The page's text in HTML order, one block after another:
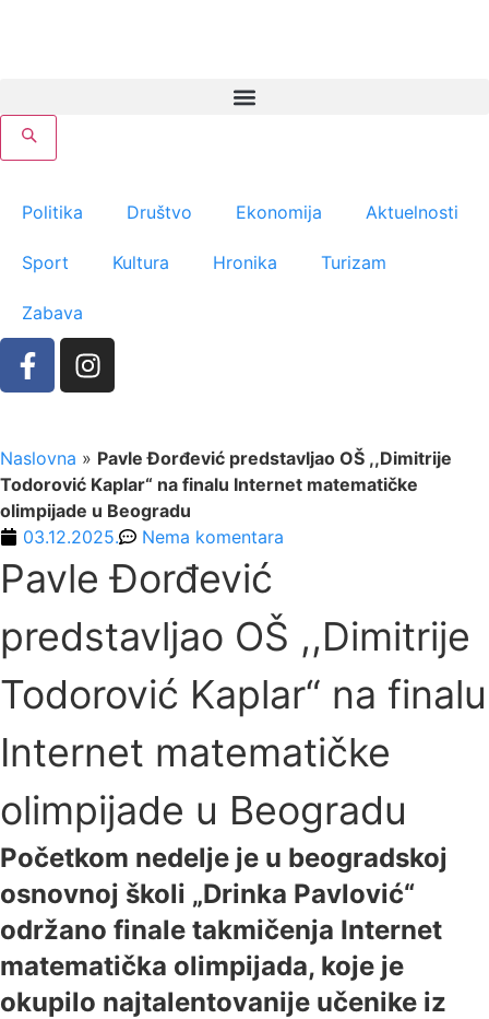
Politika Društvo Ekonomija Aktuelnosti
Sport Kultura Hronika Turizam
Zabava
Naslovna » Pavle Đorđević predstavljao OŠ ,,Dimitrije
Todorović Kaplar“ na finalu Internet matematičke
olimpijade u Beogradu
03.12.2025.
Nema komentara
Pavle Đorđević
predstavljao OŠ ,,Dimitrije
Todorović Kaplar“ na finalu
Internet matematičke
olimpijade u Beogradu
Početkom nedelje je u beogradskoj
osnovnoj školi „Drinka Pavlović“
održano finale takmičenja Internet
matematička olimpijada, koje je
okupilo najtalentovanije učenike iz